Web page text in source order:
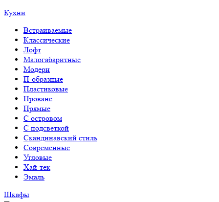
Кухни
Встраиваемые
Классические
Лофт
Малогабаритные
Модерн
П-образные
Пластиковые
Прованс
Прямые
С островом
С подсветкой
Скандинавский стиль
Современные
Угловые
Хай-тек
Эмаль
Шкафы